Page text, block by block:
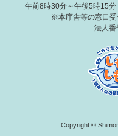
午前8時30分～午後5時15分
※本庁舎等の窓口
法人
Copyright ©